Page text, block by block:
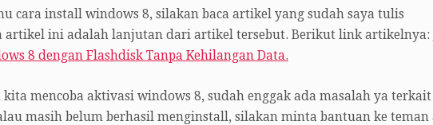
cara install windows 8, silakan baca artikel yang sudah saya tulis
artikel ini adalah lanjutan dari artikel tersebut. Berikut link artikelnya:
8 dengan Flashdisk Tanpa Kehilangan Data.
kita mencoba aktivasi windows 8, sudah enggak ada masalah ya terkait
masih belum berhasil menginstall, silakan minta bantuan ke teman